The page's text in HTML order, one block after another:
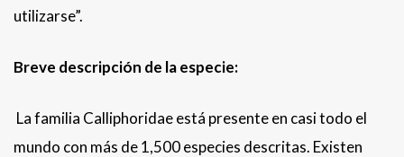
utilizarse”.
Breve descripción de la especie:
La familia Calliphoridae está presente en casi todo el
mundo con más de 1,500 especies descritas. Existen